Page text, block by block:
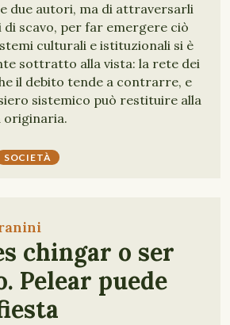
due autori, ma di attraversarli
scavo, per far emergere ciò
culturali e istituzionali si è
sottratto alla vista: la rete dei
il debito tende a contrarre, e
sistemico può restituire alla
originaria.
SOCIETÀ
chingar o ser
Pelear puede